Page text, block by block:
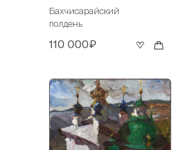
Бахчисарайский
полдень
110 000₽